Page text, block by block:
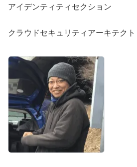
アイデンティティセクション
クラウドセキュリティアーキテクト